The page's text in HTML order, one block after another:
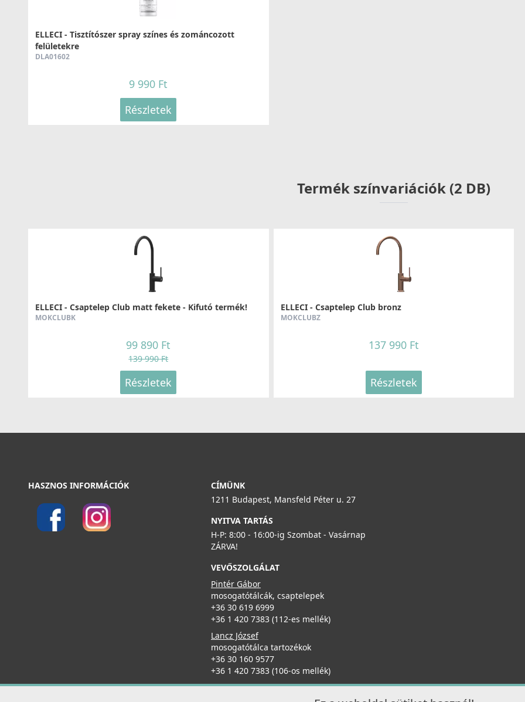
ELLECI - Tisztítószer spray színes és zománcozott
felületekre
DLA01602
9 990 Ft
Részletek
Termék színvariációk (2 DB)
ELLECI - Csaptelep Club matt fekete - Kifutó termék!
MOKCLUBK
99 890 Ft
139 990 Ft
Részletek
ELLECI - Csaptelep Club bronz
MOKCLUBZ
137 990 Ft
Részletek
HASZNOS INFORMÁCIÓK
CÍMÜNK
1211 Budapest, Mansfeld Péter u. 27
NYITVA TARTÁS
H-P: 8:00 - 16:00-ig Szombat - Vasárnap
ZÁRVA!
VEVŐSZOLGÁLAT
Pintér Gábor
mosogatótálcák, csaptelepek
+36 30 619 6999
+36 1 420 7383 (112-es mellék)
Lancz József
mosogatótálca tartozékok
+36 30 160 9577
+36 1 420 7383 (106-os mellék)